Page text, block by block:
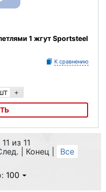
1 жгут Sportsteel
К сравнению
+
жгут Sportsteel FE-231
из 11
| Конец Все
100